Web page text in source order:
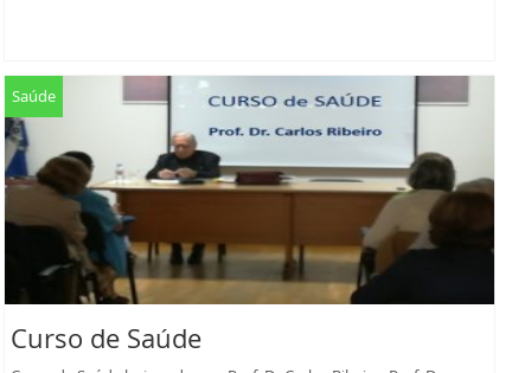
Saúde
Curso de Saúde